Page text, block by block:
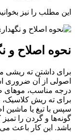
این مطلب را نیز
نحوه اصلاح و
برای داشتن ته ریشی
اصولی از آن ضروری
درجه مناسب، موهای
سپس با تیغ یا
گونه‌ها و گردن را
باشد. این کار باعث